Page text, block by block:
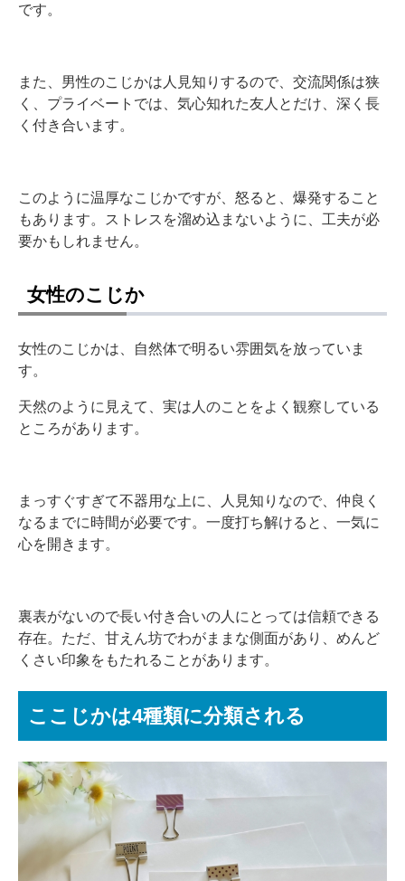
です。
また、男性のこじかは人見知りするので、交流関係は狭
く、プライベートでは、気心知れた友人とだけ、深く長
く付き合います。
このように温厚なこじかですが、怒ると、爆発すること
もあります。ストレスを溜め込まないように、工夫が必
要かもしれません。
女性のこじか
女性のこじかは、自然体で明るい雰囲気を放っていま
す。
天然のように見えて、実は人のことをよく観察している
ところがあります。
まっすぐすぎて不器用な上に、人見知りなので、仲良く
なるまでに時間が必要です。一度打ち解けると、一気に
心を開きます。
裏表がないので長い付き合いの人にとっては信頼できる
存在。ただ、甘えん坊でわがままな側面があり、めんど
くさい印象をもたれることがあります。
ここじかは4種類に分類される